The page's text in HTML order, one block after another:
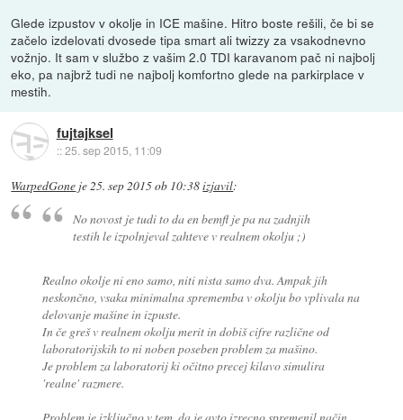
Glede izpustov v okolje in ICE mašine. Hitro boste rešili, če bi se
začelo izdelovati dvosede tipa smart ali twizzy za vsakodnevno
vožnjo. It sam v službo z vašim 2.0 TDI karavanom pač ni najbolj
eko, pa najbrž tudi ne najbolj komfortno glede na parkirplace v
mestih.
fujtajksel
::25. sep 2015, 11:09
WarpedGone je25. sep 2015 ob 10:38izjavil:
No novost je tudi to da en bemfl je pa na zadnjih
testih le izpolnjeval zahteve v realnem okolju ;)
Realno okolje ni eno samo, niti nista samo dva. Ampak jih
neskončno, vsaka minimalna sprememba v okolju bo vplivala na
delovanje mašine in izpuste.
In če greš v realnem okolju merit in dobiš cifre različne od
laboratorijskih to ni noben poseben problem za mašino.
Je problem za laboratorij ki očitno precej kilavo simulira
'realne' razmere.